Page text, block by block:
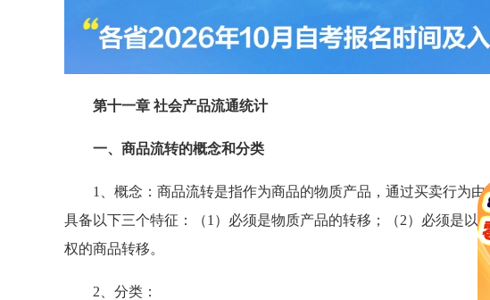
第十一章 社会产品流通统计
一、商品流转的概念和分类
1、概念：商品流转是指作为商品的物质产品，通过买卖行为由
具备以下三个特征：（1）必须是物质产品的转移；（2）必须是以
权的商品转移。
2、分类：